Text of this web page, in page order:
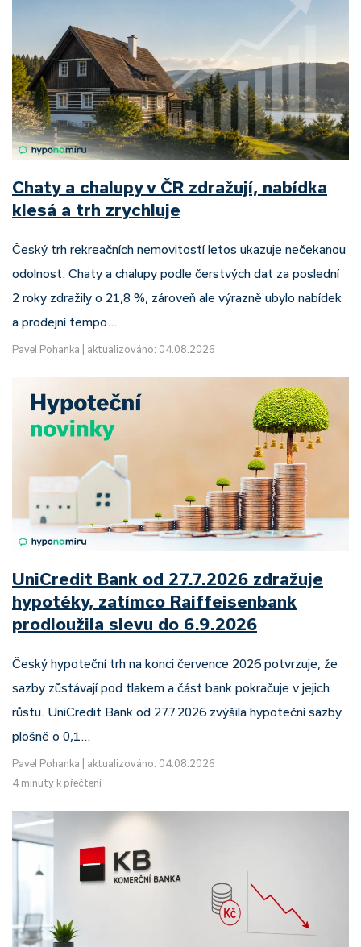
Chaty a chalupy v ČR zdražují, nabídka
klesá a trh zrychluje
Český trh rekreačních nemovitostí letos ukazuje nečekanou
odolnost. Chaty a chalupy podle čerstvých dat za poslední
2 roky zdražily o 21,8 %, zároveň ale výrazně ubylo nabídek
a prodejní tempo…
Pavel Pohanka aktualizováno: 04.08.2026
UniCredit Bank od 27.7.2026 zdražuje
hypotéky, zatímco Raiffeisenbank
prodloužila slevu do 6.9.2026
Český hypoteční trh na konci července 2026 potvrzuje, že
sazby zůstávají pod tlakem a část bank pokračuje v jejich
růstu. UniCredit Bank od 27.7.2026 zvýšila hypoteční sazby
plošně o 0,1…
Pavel Pohanka
aktualizováno: 04.08.2026
4 minuty k přečtení